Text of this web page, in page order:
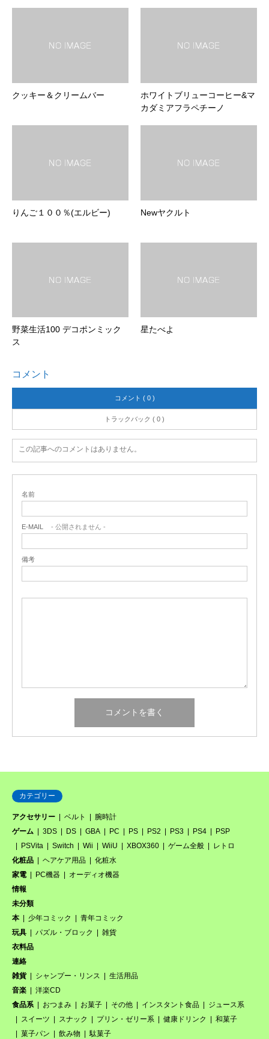
クッキー＆クリームバー
ホワイトブリューコーヒー&マ
カダミアフラペチーノ
りんご１００％(エルビー) Newヤクルト
野菜生活100 デコポンミック
ス
星たべよ
コメント
コメント ( 0 )
トラックバック ( 0 )
この記事へのコメントはありません。
名前
E-MAIL - 公開されません -
備考
カテゴリー
アクセサリー ベルト
腕時計
ゲーム
3DS DS GBA PC PS PS2 PS3 PS4
PSP
PSVita
Switch Wii WiiU XBOX360 ゲーム全般
レトロ
化粧品
ヘアケア用品
化粧水
家電
PC機器
オーディオ機器
情報
未分類
本
少年コミック
青年コミック
玩具
パズル・ブロック
雑貨
衣料品
連絡
雑貨
シャンプー・リンス
生活用品
音楽
洋楽CD
食品系
おつまみ お菓子 その他 インスタント食品
ジュース系
スイーツ
スナック プリン・ゼリー系 健康ドリンク
和菓子
菓子パン
飲み物 駄菓子